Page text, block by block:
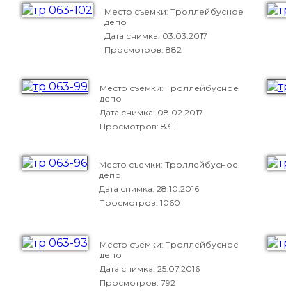
Место съемки: Троллейбусное
депо
Дата снимка: 03.03.2017
Просмотров: 882
Место съемки: Троллейбусное
депо
Дата снимка: 08.02.2017
Просмотров: 831
Место съемки: Троллейбусное
депо
Дата снимка:28.10.2016
Просмотров: 1060
Место съемки: Троллейбусное
депо
Дата снимка:25.07.2016
Просмотров: 792